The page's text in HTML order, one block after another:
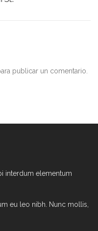
publicar un comentario.
interdum elementum
eu leo nibh. Nunc mollis,